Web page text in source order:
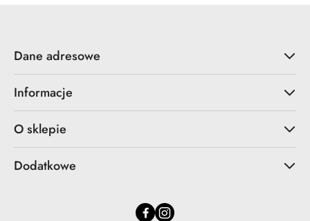
Dane adresowe
Informacje
O sklepie
Dodatkowe